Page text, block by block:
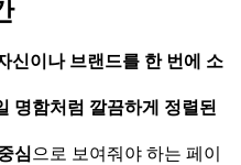
신이나 브랜드를 한 번에 소
명함처럼 깔끔하게 정렬된
심 으로 보여줘야 하는 페이